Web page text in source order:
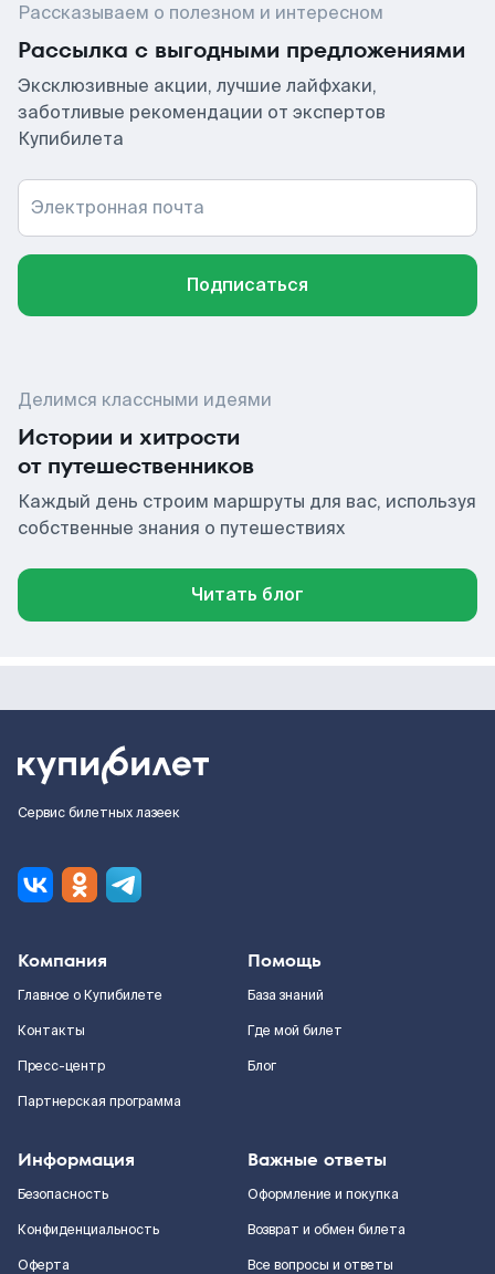
Рассказываем о полезном и интересном
Рассылка с выгодными предложениями
Эксклюзивные акции, лучшие лайфхаки,
заботливые рекомендации от экспертов
Купибилета
Электронная почта
Подписаться
Делимся классными идеями
Истории и хитрости
от путешественников
Каждый день строим маршруты для вас, используя
собственные знания о путешествиях
Читать блог
Сервис билетных лазеек
Компания
Главное о Купибилете
Контакты
Пресс-центр
Партнерская программа
Помощь
База знаний
Где мой билет
Блог
Информация
Безопасность
Конфиденциальность
Оферта
Важные ответы
Оформление и покупка
Возврат и обмен билета
Все вопросы и ответы